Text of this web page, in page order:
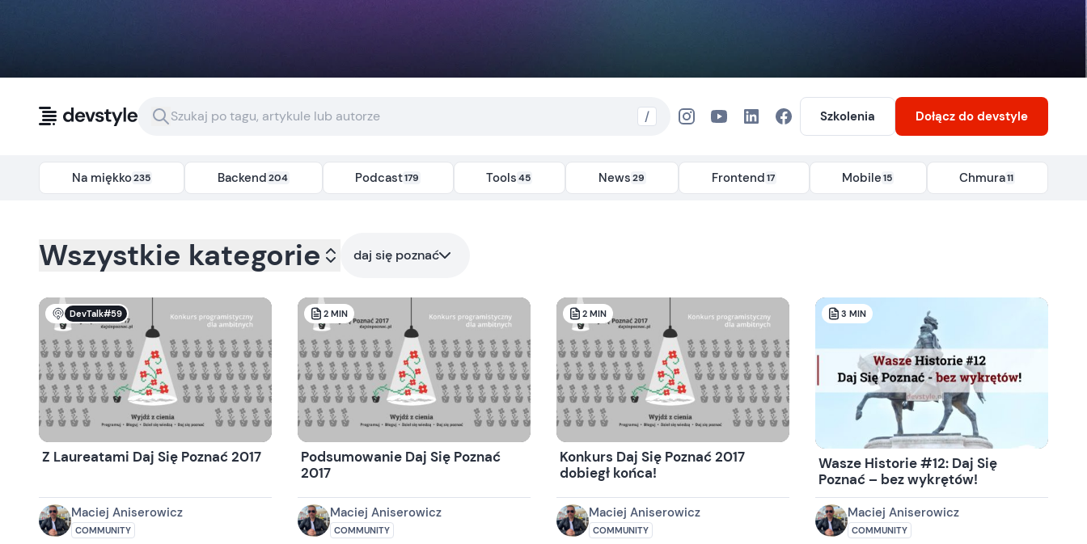
/ Szkolenia Dołącz do devstyle
Na miękko235 Backend204 Podcast179 Tools 45 News29 Frontend17 Mobile15 Chmura11
Kategoria: - Tag: daj-sie-poznac
Wszystkie kategorie daj się poznać
DevTalk#59
Z Laureatami Daj Się Poznać 2017
Maciej Aniserowicz
COMMUNITY
2 MIN
Podsumowanie Daj Się Poznać
2017
Maciej Aniserowicz
COMMUNITY
2 MIN
Konkurs Daj Się Poznać 2017
dobiegł końca!
Maciej Aniserowicz
COMMUNITY
3 MIN
Wasze Historie #12: Daj Się
Poznać – bez wykrętów!
Maciej Aniserowicz
COMMUNITY